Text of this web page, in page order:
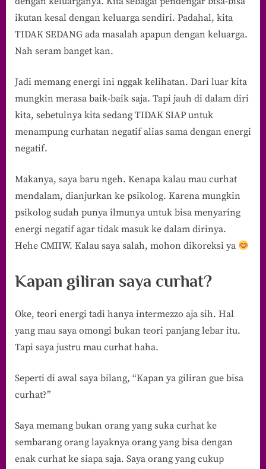
ikutan kesal dengan keluarga sendiri. Padahal, kita
TIDAK SEDANG ada masalah apapun dengan keluarga.
Nah seram banget kan.
Jadi memang energi ini nggak kelihatan. Dari luar kita
mungkin merasa baik-baik saja. Tapi jauh di dalam diri
kita, sebetulnya kita sedang TIDAK SIAP untuk
menampung curhatan negatif alias sama dengan energi
negatif.
Makanya, saya baru ngeh. Kenapa kalau mau curhat
mendalam, dianjurkan ke psikolog. Karena mungkin
psikolog sudah punya ilmunya untuk bisa menyaring
energi negatif agar tidak masuk ke dalam dirinya.
Hehe CMIIW. Kalau saya salah, mohon dikoreksi ya
Kapan giliran saya curhat?
Oke, teori energi tadi hanya intermezzo aja sih. Hal
yang mau saya omongi bukan teori panjang lebar itu.
Tapi saya justru mau curhat haha.
Seperti di awal saya bilang, “Kapan ya giliran gue bisa
curhat?”
Saya memang bukan orang yang suka curhat ke
sembarang orang layaknya orang yang bisa dengan
enak curhat ke siapa saja. Saya orang yang cukup